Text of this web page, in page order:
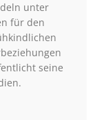
unter
für den
seine